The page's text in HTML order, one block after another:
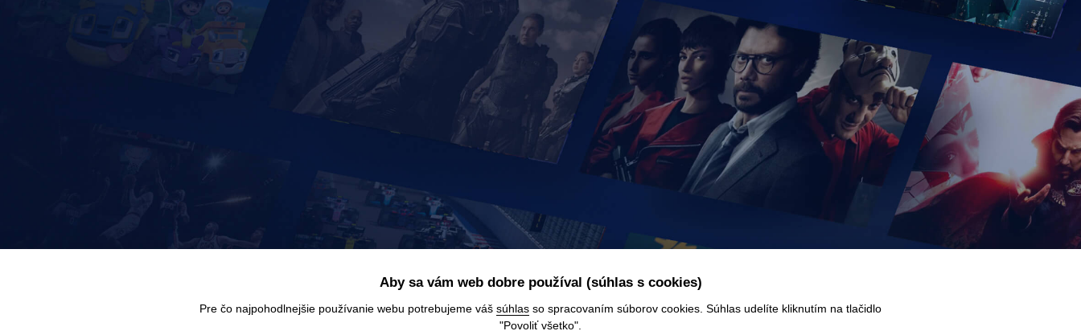
Aby sa vám web dobre používal (súhlas s cookies)
Pre čo najpohodlnejšie používanie webu potrebujeme váš súhlas so spracovaním súborov cookies. Súhlas udelíte kliknutím na tlačidlo
"Povoliť všetko".